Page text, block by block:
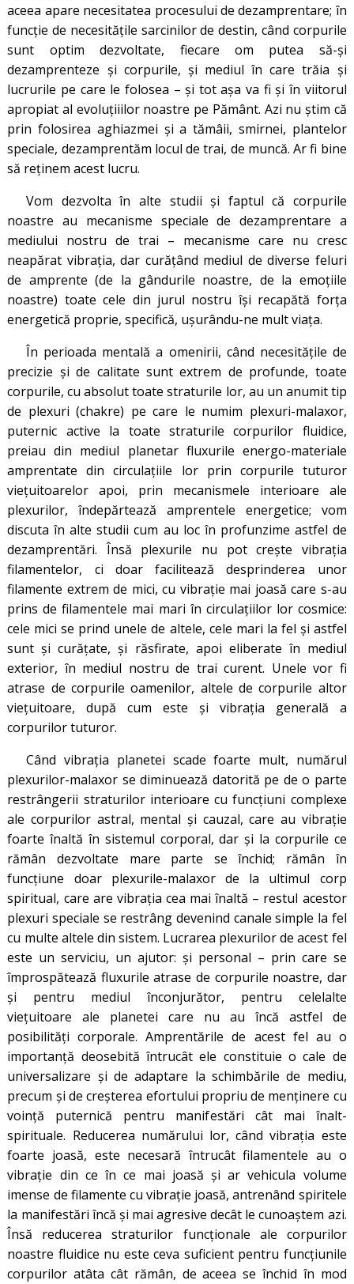
aceea apare necesitatea procesului de dezamprentare; în
funcție de necesităţile sarcinilor de destin, când corpurile
sunt optim dezvoltate, fiecare om putea să-și
dezamprenteze și corpurile, și mediul în care trăia și
lucrurile pe care le folosea – și tot așa va fi și în viitorul
apropiat al evoluțiiilor noastre pe Pământ. Azi nu știm că
prin folosirea aghiazmei și a tămâii, smirnei, plantelor
speciale, dezamprentăm locul de trai, de muncă. Ar fi bine
să reținem acest lucru.
Vom dezvolta în alte studii și faptul că corpurile
noastre au mecanisme speciale de dezamprentare a
mediului nostru de trai – mecanisme care nu cresc
neapărat vibrația, dar curățând mediul de diverse feluri
de amprente (de la gândurile noastre, de la emoțiile
noastre) toate cele din jurul nostru își recapătă forța
energetică proprie, specifică, ușurându-ne mult viața.
În perioada mentală a omenirii, când necesităţile de
precizie şi de calitate sunt extrem de profunde, toate
corpurile, cu absolut toate straturile lor, au un anumit tip
de plexuri (chakre) pe care le numim plexuri-malaxor,
puternic active la toate straturile corpurilor fluidice,
preiau din mediul planetar fluxurile energo-materiale
amprentate din circulațiile lor prin corpurile tuturor
viețuitoarelor apoi, prin mecanismele interioare ale
plexurilor, îndepărtează amprentele energetice; vom
discuta în alte studii cum au loc în profunzime astfel de
dezamprentări. Însă plexurile nu pot creşte vibraţia
filamentelor, ci doar facilitează desprinderea unor
filamente extrem de mici, cu vibraţie mai joasă care s-au
prins de filamentele mai mari în circulaţiilor lor cosmice:
cele mici se prind unele de altele, cele mari la fel şi astfel
sunt și curățate, și răsfirate, apoi eliberate în mediul
exterior, în mediul nostru de trai curent. Unele vor fi
atrase de corpurile oamenilor, altele de corpurile altor
vieţuitoare, după cum este şi vibraţia generală a
corpurilor tuturor.
Când vibraţia planetei scade foarte mult, numărul
plexurilor-malaxor se diminuează datorită pe de o parte
restrângerii straturilor interioare cu funcţiuni complexe
ale corpurilor astral, mental şi cauzal, care au vibraţie
foarte înaltă în sistemul corporal, dar şi la corpurile ce
rămân dezvoltate mare parte se închid; rămân în
funcţiune doar plexurile-malaxor de la ultimul corp
spiritual, care are vibraţia cea mai înaltă – restul acestor
plexuri speciale se restrâng devenind canale simple la fel
cu multe altele din sistem. Lucrarea plexurilor de acest fel
este un serviciu, un ajutor: şi personal – prin care se
împrospătează fluxurile atrase de corpurile noastre, dar
şi pentru mediul înconjurător, pentru celelalte
vieţuitoare ale planetei care nu au încă astfel de
posibilități corporale. Amprentările de acest fel au o
importanță deosebită întrucât ele constituie o cale de
universalizare și de adaptare la schimbările de mediu,
precum și de creșterea efortului propriu de menținere cu
voință puternică pentru manifestări cât mai înalt-
spirituale. Reducerea numărului lor, când vibrația este
foarte joasă, este necesară întrucât filamentele au o
vibrație din ce în ce mai joasă și ar vehicula volume
imense de filamente cu vibrație joasă, antrenând spiritele
la manifestări încă și mai agresive decât le cunoaștem azi.
Însă reducerea straturilor funcționale ale corpurilor
noastre fluidice nu este ceva suficient pentru funcțiunile
corpurilor atâta cât rămân, de aceea se închid în mod